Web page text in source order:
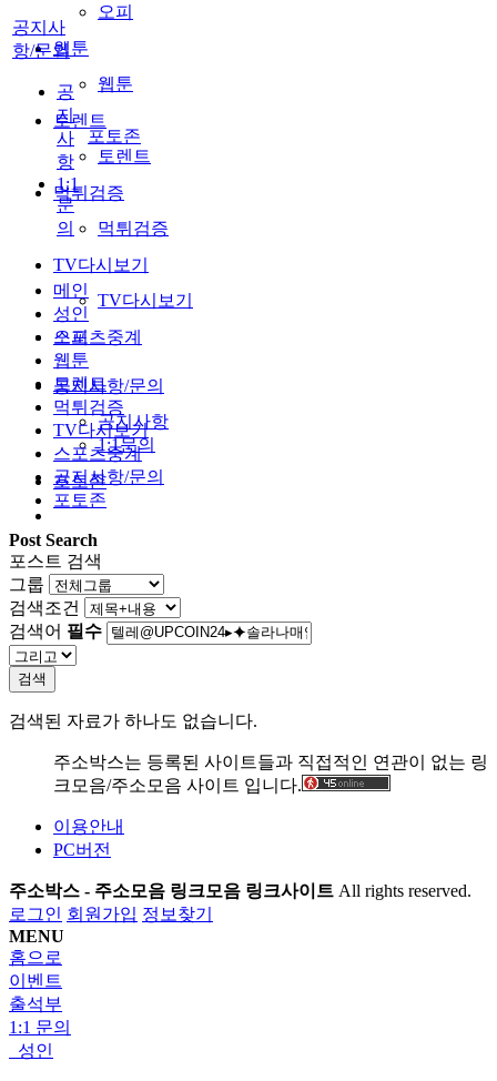
오피
웹툰
웹툰
토렌트
토렌트
먹튀검증
먹튀검증
TV다시보기
TV다시보기
스포츠중계
공지사항/문의
공지사항
1:1문의
포토존
공지사
항/문의
공
지
사
항
1:1
문
의
포토존
메인
성인
오피
웹툰
토렌트
먹튀검증
TV다시보기
스포츠중계
공지사항/문의
포토존
Post Search
포스트 검색
그룹
검색조건
검색어 필수
검색
검색된 자료가 하나도 없습니다.
주소박스는 등록된 사이트들과 직접적인 연관이 없는 링
크모음/주소모음 사이트 입니다.
이용안내
PC버전
주소박스 - 주소모음 링크모음 링크사이트 All rights reserved.
로그인 회원가입 정보찾기
MENU
홈으로
이벤트
출석부
1:1 문의
성인